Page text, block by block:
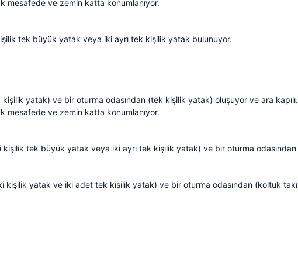
mesafede ve zemin katta konumlanıyor.
tek büyük yatak veya iki ayrı tek kişilik yatak bulunuyor.
yatak) ve bir oturma odasından (tek kişilik yatak) oluşuyor ve ara kapılı.
mesafede ve zemin katta konumlanıyor.
tek büyük yatak veya iki ayrı tek kişilik yatak) ve bir oturma odasından
yatak ve iki adet tek kişilik yatak) ve bir oturma odasından (koltuk